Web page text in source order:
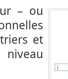
– ou
et